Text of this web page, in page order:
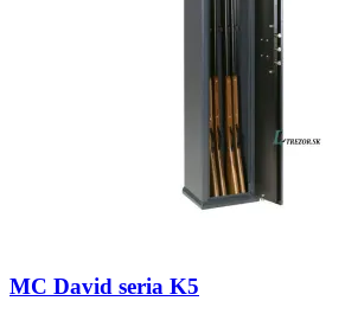
MC David seria K5